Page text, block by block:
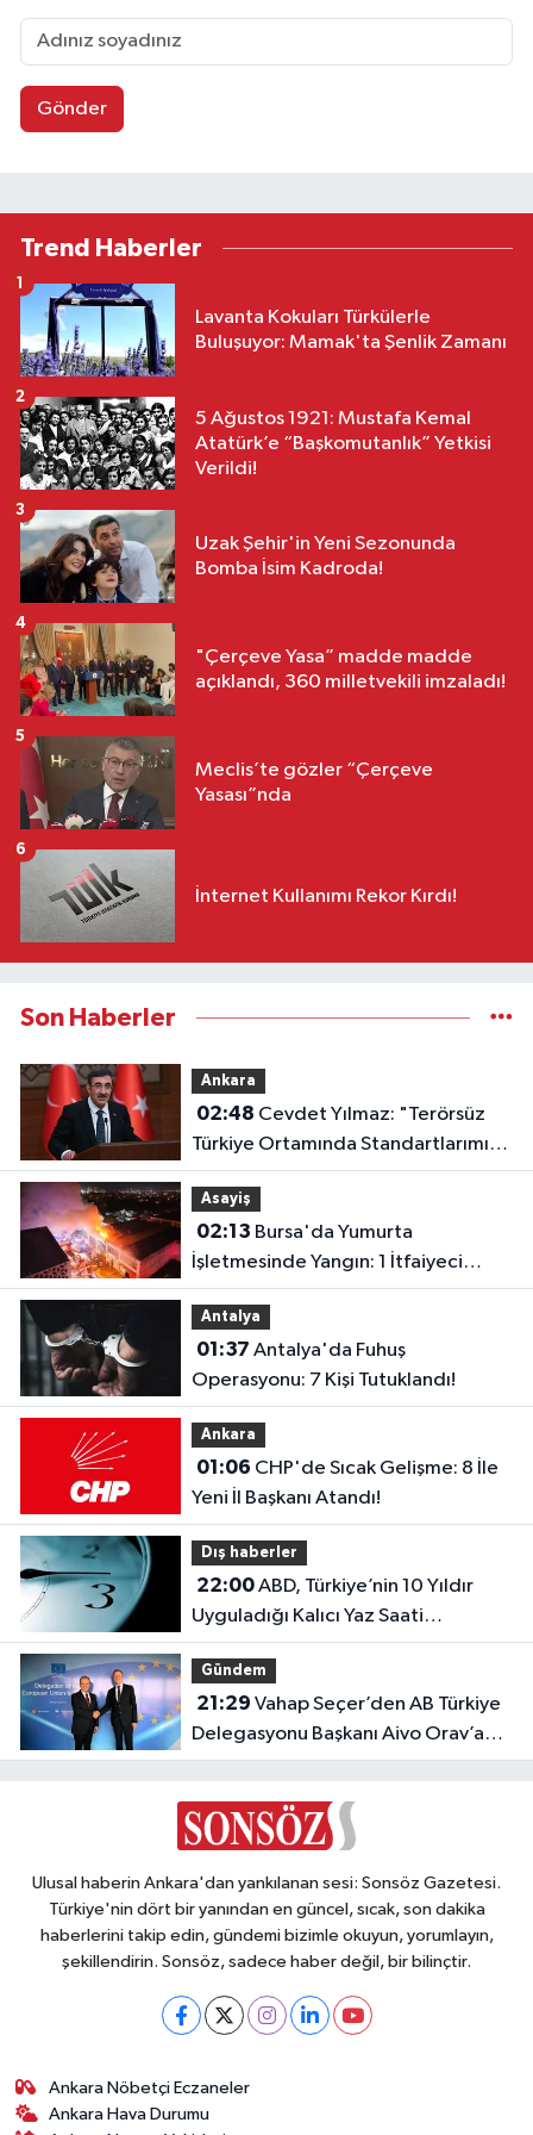
Gönder
Trend Haberler
Lavanta Kokuları Türkülerle
Buluşuyor: Mamak'ta Şenlik Zamanı
1
5 Ağustos 1921: Mustafa Kemal
Atatürk’e “Başkomutanlık” Yetkisi
Verildi!
2
Uzak Şehir'in Yeni Sezonunda
Bomba İsim Kadroda!
3
"Çerçeve Yasa” madde madde
açıklandı, 360 milletvekili imzaladı!
4
Meclis’te gözler “Çerçeve
Yasası”nda
5
İnternet Kullanımı Rekor Kırdı!
6
Son Haberler
Ankara
02:48
Türkiye Ortamında Standartlarımızı
Yükselteceğiz"
Asayiş
02:13
İşletmesinde Yangın: 1 İtfaiyeci
Dumandan Etkilendi
Antalya
01:37
Operasyonu: 7 Kişi Tutuklandı!
Ankara
01:06
Yeni İl Başkanı Atandı!
Dış haberler
22:00ABD, Türkiye’nin 10 Yıldır
Uyguladığı Kalıcı Yaz Saati
Modeline Geçiyor!
Gündem
21:29
Delegasyonu Başkanı Aivo Orav’a
nezaket ziyareti
Ulusal haberin Ankara'dan yankılanan sesi: Sonsöz Gazetesi.
Türkiye'nin dört bir yanından en güncel, sıcak, son dakika
haberlerini takip edin, gündemi bizimle okuyun, yorumlayın,
şekillendirin. Sonsöz, sadece haber değil, bir bilinçtir.
Ankara Nöbetçi Eczaneler
Ankara Hava Durumu